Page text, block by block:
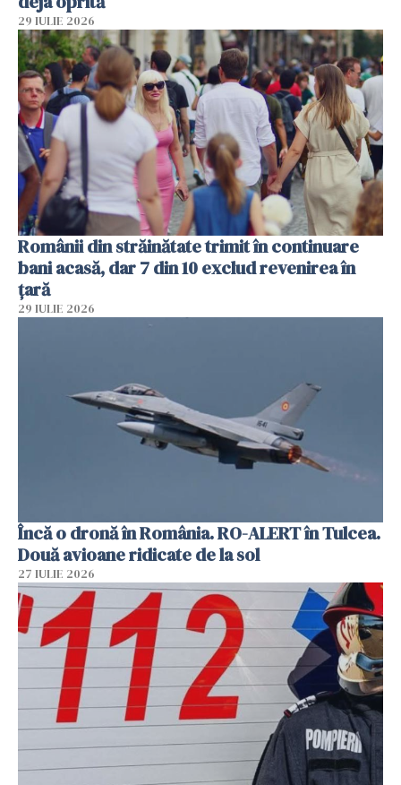
29 IULIE 2026
Românii din străinătate trimit în continuare
bani acasă, dar 7 din 10 exclud revenirea în
țară
29 IULIE 2026
Încă o dronă în România. RO-ALERT în Tulcea.
Două avioane ridicate de la sol
27 IULIE 2026